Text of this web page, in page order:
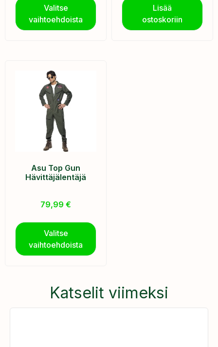
Valitse
vaihtoehdoista
Lisää
ostoskoriin
Asu Top Gun
Hävittäjälentäjä
79,99 €
Valitse
vaihtoehdoista
Katselit viimeksi